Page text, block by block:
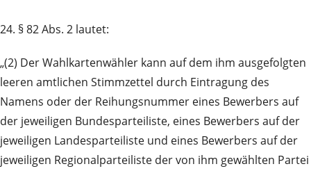
24. § 82 Abs. 2 lautet:
„(2) Der Wahlkartenwähler kann auf dem ihm ausgefolgten
leeren amtlichen Stimmzettel durch Eintragung des
Namens oder der Reihungsnummer eines Bewerbers auf
der jeweiligen Bundesparteiliste, eines Bewerbers auf der
jeweiligen Landesparteiliste und eines Bewerbers auf der
jeweiligen Regionalparteiliste der von ihm gewählten Partei